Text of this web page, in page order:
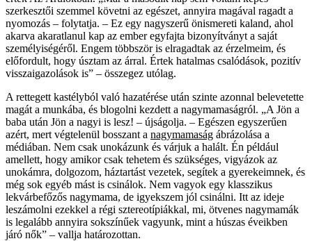
szerkesztői szemmel követni az egészet, annyira magával ragadt a
nyomozás – folytatja. – Ez egy nagyszerű önismereti kaland, ahol
akarva akaratlanul kap az ember egyfajta bizonyítványt a saját
személyiségéről. Engem többször is elragadtak az érzelmeim, és
előfordult, hogy úsztam az árral. Értek hatalmas csalódások, pozitív
visszaigazolások is” – összegez utólag.
A rettegett kastélyból való hazatérése után szinte azonnal belevetette
magát a munkába, és blogolni kezdett a nagymamaságról. „A Jön a
baba után Jön a nagyi is lesz! – újságolja. – Egészen egyszerűen
azért, mert végtelenül bosszant a nagymamaság ábrázolása a
médiában. Nem csak unokázunk és várjuk a halált. Én például
amellett, hogy amikor csak tehetem és szükséges, vigyázok az
unokámra, dolgozom, háztartást vezetek, segítek a gyerekeimnek, és
még sok egyéb mást is csinálok. Nem vagyok egy klasszikus
lekvárbefőzős nagymama, de igyekszem jól csinálni. Itt az ideje
leszámolni ezekkel a régi sztereotípiákkal, mi, ötvenes nagymamák
is legalább annyira sokszínűek vagyunk, mint a húszas éveikben
járó nők” – vallja határozottan.